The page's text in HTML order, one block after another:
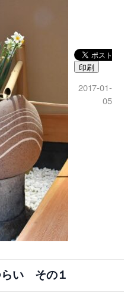
印刷
2017-01-
05
らい その１